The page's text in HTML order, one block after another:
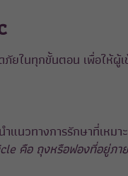
ยในทุกขั้นตอน เพื่อให้
นวทางการรักษาที่เหม
คือ ถุงหรือฟองที่อยู่ภา